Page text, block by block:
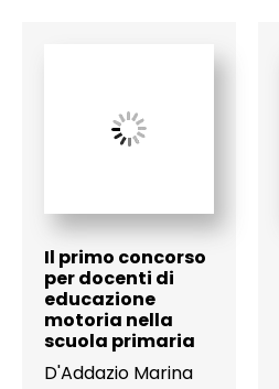
Il primo concorso
per docenti di
educazione
motoria nella
scuola primaria
D'Addazio Marina